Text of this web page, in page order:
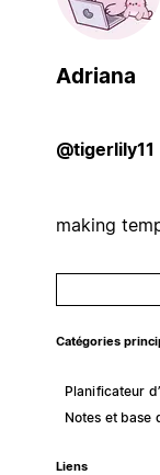
Adriana
@tigerlily11
making
Catégories
Planificateur
Notes et base
Liens